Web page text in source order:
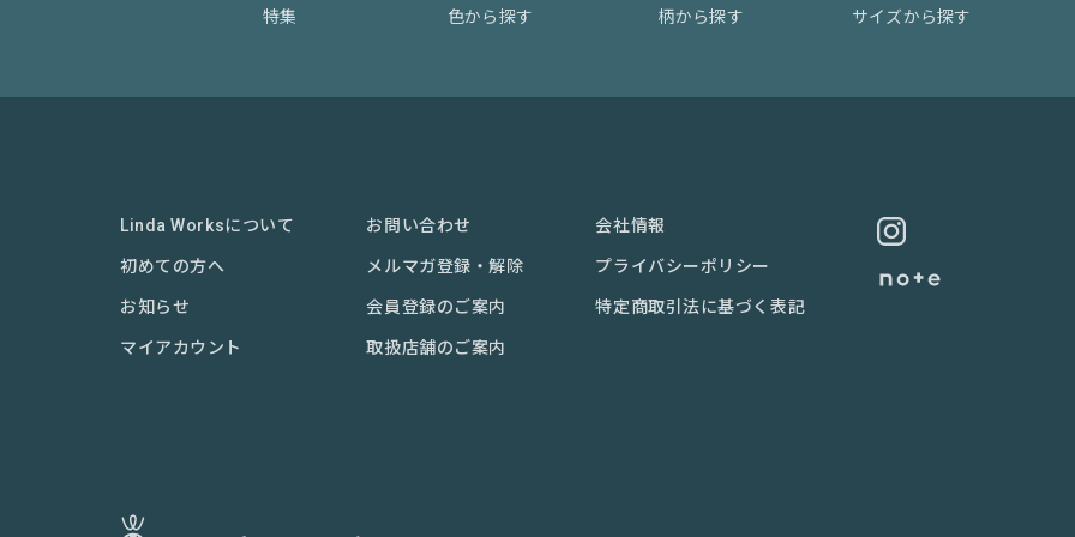
特集 色から探す 柄から探す サイズから探す
Linda Worksについて
初めての方へ
お知らせ
マイアカウント
お問い合わせ
メルマガ登録・解除
会員登録のご案内
取扱店舗のご案内
会社情報
プライバシーポリシー
特定商取引法に基づく表記